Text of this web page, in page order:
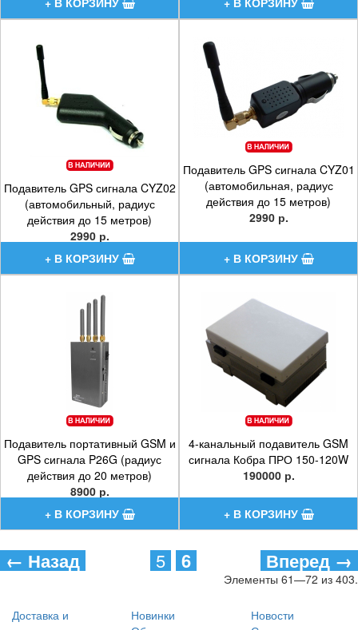
Подавитель GPS сигнала CYZ02
(автомобильный, радиус
действия до 15 метров)
2990 р.
Подавитель GPS сигнала CYZ01
(автомобильная, радиус
действия до 15 метров)
2990 р.
Подавитель портативный GSM и
GPS сигнала P26G (радиус
действия до 20 метров)
8900 р.
4-канальный подавитель GSM
сигнала Кобра ПРО 150-120W
190000 р.
← Назад 5 6 Вперед →
Элементы 61—72 из 403.
Доставка и
Новинки
Новости